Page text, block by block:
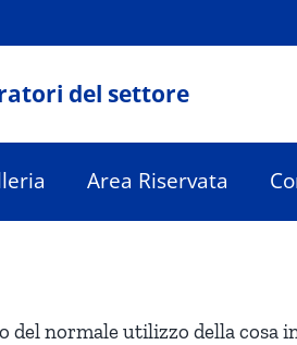
del settore
Area Riservata
del normale utilizzo della cosa